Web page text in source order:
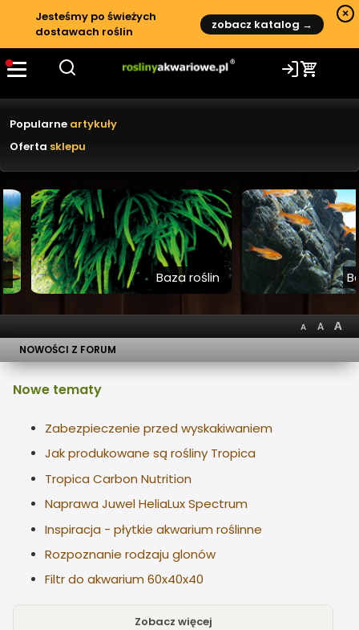
Rośliny akwariowe – poradniki,
Jesteśmy po świeżych
dostawach roślin
zobacz katalog →
×
Popularne artykuły
Recenzje i testy
Oferta sklepu
Nowe rośliny akwariowe
Baza roślin Baza
NOWOŚCI Z FORUM
Nowe tematy
Zabezpieczenie przed wyskakiwaniem
Jak produkowane są rośliny Tropica
Tropica Carbon Nutrition
Naprawa Juwel HeliaLux Spectrum
Inspiracja - płytkie akwarium roślinne
Rozpoznanie rodzaju glonów
Filtr do akwarium 60x40x40
Zobacz więcej